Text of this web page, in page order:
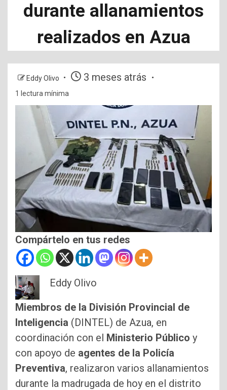
durante allanamientos
realizados en Azua
Eddy Olivo 3 meses atrás
1 lectura mínima
Compártelo en tus redes
Eddy Olivo
Miembros de la División Provincial de
Inteligencia (DINTEL) de Azua, en
coordinación con el Ministerio Público y
con apoyo de agentes de la Policía
Preventiva, realizaron varios allanamientos
durante la madrugada de hoy en el distrito